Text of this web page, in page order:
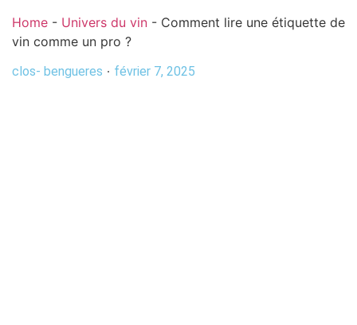
Home - Univers du vin - Comment lire une étiquette de
vin comme un pro ?
clos- bengueres février 7, 2025